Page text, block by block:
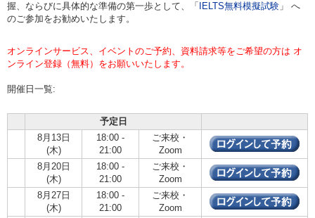
握、ならびに具体的な準備の第一歩として、「
IELTS無料模擬試験 」 へ
のご参加をお勧めいたします。
オンラインサービス、イベントのご予約、資料請求等をご希望の方は オ
ンライン登録（無料）をお願いいたします。
開催日一覧:
予定日
8月13日
(木)
18:00 -
21:00
ご来校・
Zoom
8月20日
(木)
18:00 -
21:00
ご来校・
Zoom
8月27日
(木)
18:00 -
21:00
ご来校・
Zoom